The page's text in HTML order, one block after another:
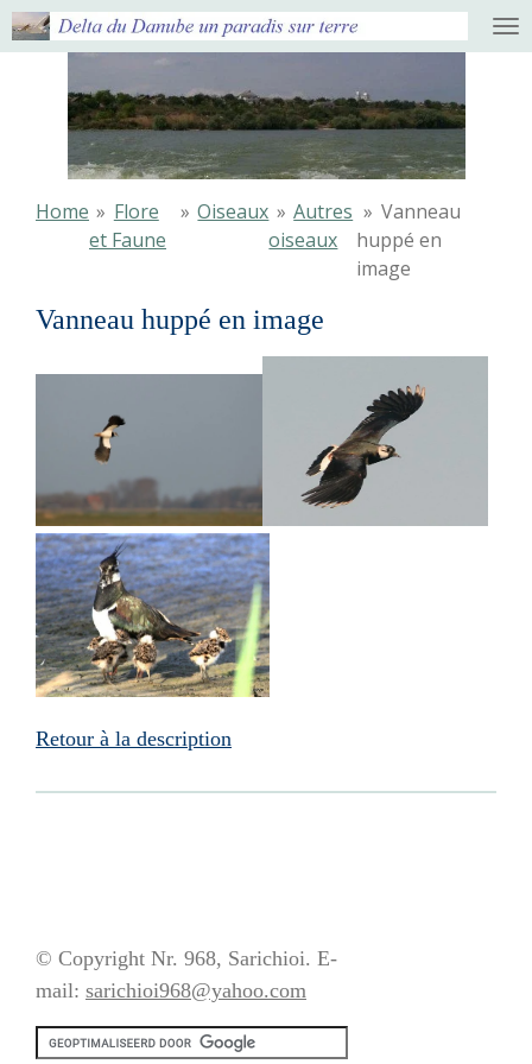
Ga
direct
hoofdinhoud
Home » Flore
et Faune
» Oiseaux » Autres
oiseaux
» Vanneau
huppé en
image
Vanneau huppé en image
Retour à la description
© Copyright Nr. 968, Sarichioi. E-
mail: sarichioi968@yahoo.com